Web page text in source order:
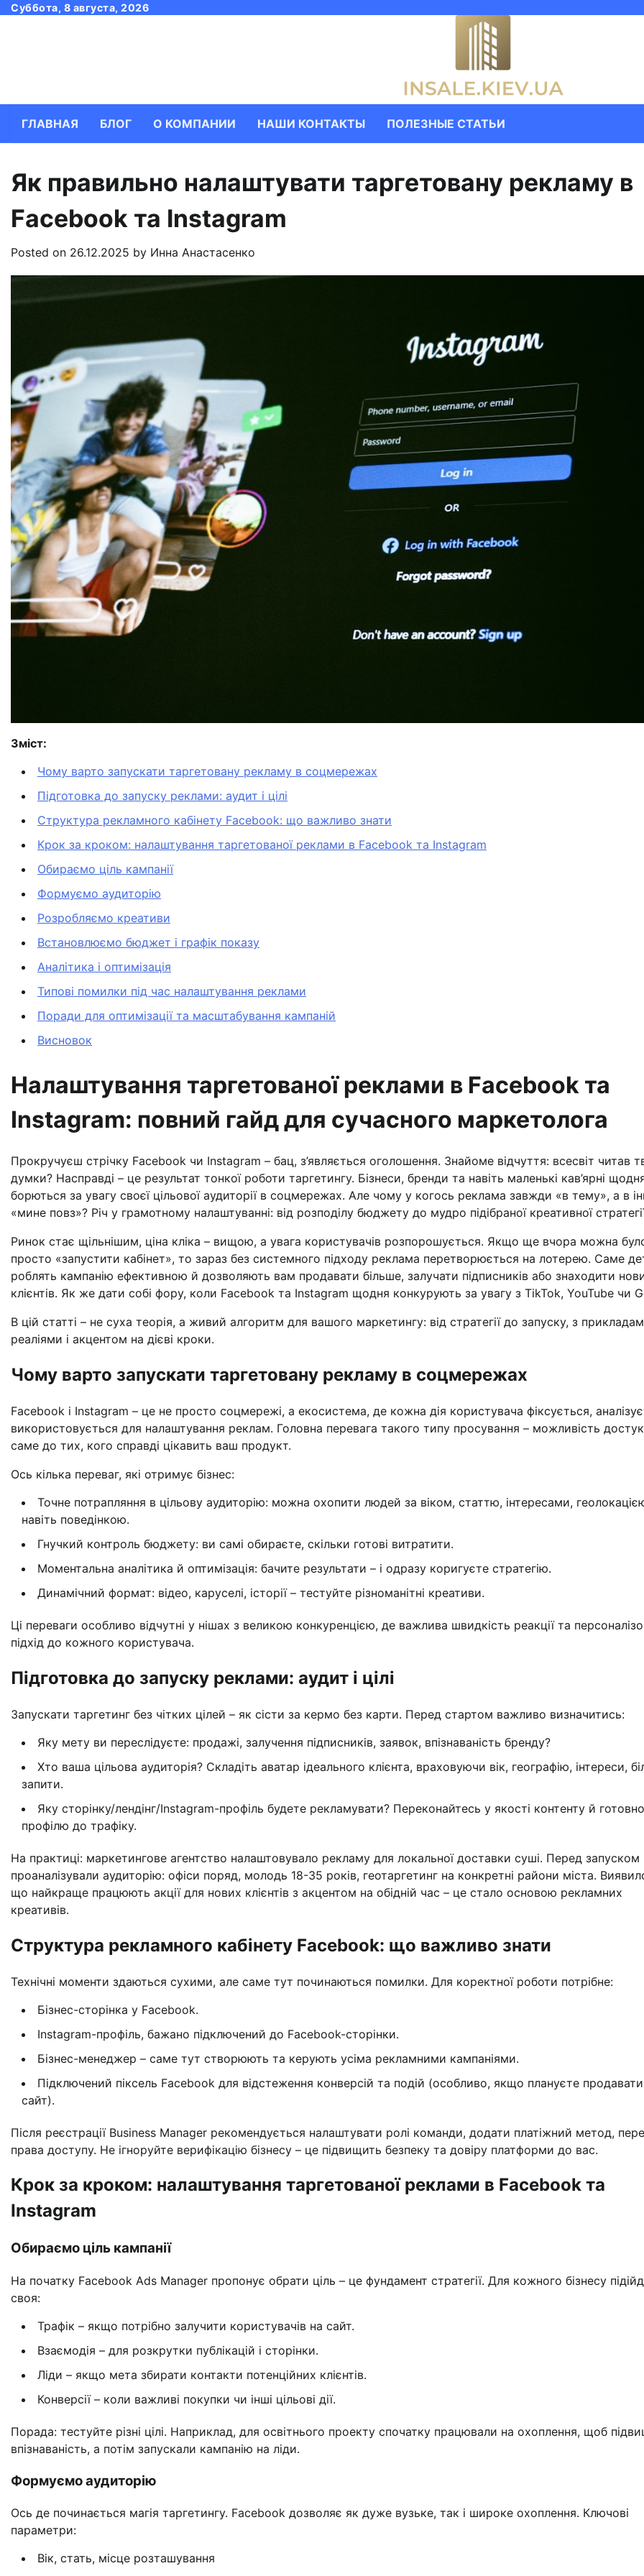
SkipСуббота, 8 августа, 2026
ГЛАВНАЯ БЛОГ О КОМПАНИИ НАШИ КОНТАКТЫ ПОЛЕЗНЫЕ СТАТЬИ
Як правильно налаштувати таргетовану рекламу в
Facebook та Instagram
Posted on 26.12.2025 by Инна Анастасенко
Зміст:
Чому варто запускати таргетовану рекламу в соцмережах
Підготовка до запуску реклами: аудит і цілі
Структура рекламного кабінету Facebook: що важливо знати
Крок за кроком: налаштування таргетованої реклами в Facebook та Instagram
Обираємо ціль кампанії
Формуємо аудиторію
Розробляємо креативи
Встановлюємо бюджет і графік показу
Аналітика і оптимізація
Типові помилки під час налаштування реклами
Поради для оптимізації та масштабування кампаній
Висновок
Налаштування таргетованої реклами в Facebook та
Instagram: повний гайд для сучасного маркетолога
Прокручуєш стрічку Facebook чи Instagram – бац, з’являється оголошення. Знайоме відчуття: всесвіт читав
думки? Насправді – це результат тонкої роботи таргетингу. Бізнеси, бренди та навіть маленькі кав’ярні
борються за увагу своєї цільової аудиторії в соцмережах. Але чому у когось реклама завжди «в тему», а в
«мине повз»? Річ у грамотному налаштуванні: від розподілу бюджету до мудро підібраної креативної
Ринок стає щільнішим, ціна кліка – вищою, а увага користувачів розпорошується. Якщо ще вчора можна
просто «запустити кабінет», то зараз без системного підходу реклама перетворюється на лотерею. Саме
роблять кампанію ефективною й дозволяють вам продавати більше, залучати підписників або знаходити
клієнтів. Як же дати собі фору, коли Facebook та Instagram щодня конкурують за увагу з TikTok, YouTube чи
В цій статті – не суха теорія, а живий алгоритм для вашого маркетингу: від стратегії до запуску, з
реаліями і акцентом на дієві кроки.
Чому варто запускати таргетовану рекламу в соцмережах
Facebook і Instagram – це не просто соцмережі, а екосистема, де кожна дія користувача фіксується,
використовується для налаштування реклам. Головна перевага такого типу просування – можливість
саме до тих, кого справді цікавить ваш продукт.
Ось кілька переваг, які отримує бізнес:
Точне потрапляння в цільову аудиторію: можна охопити людей за віком, статтю, інтересами,
навіть поведінкою.
Гнучкий контроль бюджету: ви самі обираєте, скільки готові витратити.
Моментальна аналітика й оптимізація: бачите результати – і одразу коригуєте стратегію.
Динамічний формат: відео, каруселі, історії – тестуйте різноманітні креативи.
Ці переваги особливо відчутні у нішах з великою конкуренцією, де важлива швидкість реакції та
підхід до кожного користувача.
Підготовка до запуску реклами: аудит і цілі
Запускати таргетинг без чітких цілей – як сісти за кермо без карти. Перед стартом важливо визначитись:
Яку мету ви переслідуєте: продажі, залучення підписників, заявок, впізнаваність бренду?
Хто ваша цільова аудиторія? Складіть аватар ідеального клієнта, враховуючи вік, географію, інтереси,
запити.
Яку сторінку/лендінг/Instagram-профіль будете рекламувати? Переконайтесь у якості контенту й
профілю до трафіку.
На практиці: маркетингове агентство налаштовувало рекламу для локальної доставки суші. Перед запуском
проаналізували аудиторію: офіси поряд, молодь 18-35 років, геотаргетинг на конкретні райони міста.
що найкраще працюють акції для нових клієнтів з акцентом на обідній час – це стало основою рекламних
креативів.
Структура рекламного кабінету Facebook: що важливо знати
Технічні моменти здаються сухими, але саме тут починаються помилки. Для коректної роботи потрібне:
Бізнес-сторінка у Facebook.
Instagram-профіль, бажано підключений до Facebook-сторінки.
Бізнес-менеджер – саме тут створюють та керують усіма рекламними кампаніями.
Підключений піксель Facebook для відстеження конверсій та подій (особливо, якщо плануєте
сайт).
Після реєстрації Business Manager рекомендується налаштувати ролі команди, додати платіжний метод,
права доступу. Не ігноруйте верифікацію бізнесу – це підвищить безпеку та довіру платформи до вас.
Крок за кроком: налаштування таргетованої реклами в Facebook та
Instagram
Обираємо ціль кампанії
На початку Facebook Ads Manager пропонує обрати ціль – це фундамент стратегії. Для кожного бізнесу
своя:
Трафік – якщо потрібно залучити користувачів на сайт.
Взаємодія – для розкрутки публікацій і сторінки.
Ліди – якщо мета збирати контакти потенційних клієнтів.
Конверсії – коли важливі покупки чи інші цільові дії.
Порада: тестуйте різні цілі. Наприклад, для освітнього проекту спочатку працювали на охоплення, щоб
впізнаваність, а потім запускали кампанію на ліди.
Формуємо аудиторію
Ось де починається магія таргетингу. Facebook дозволяє як дуже вузьке, так і широке охоплення. Ключові
параметри:
Вік, стать, місце розташування